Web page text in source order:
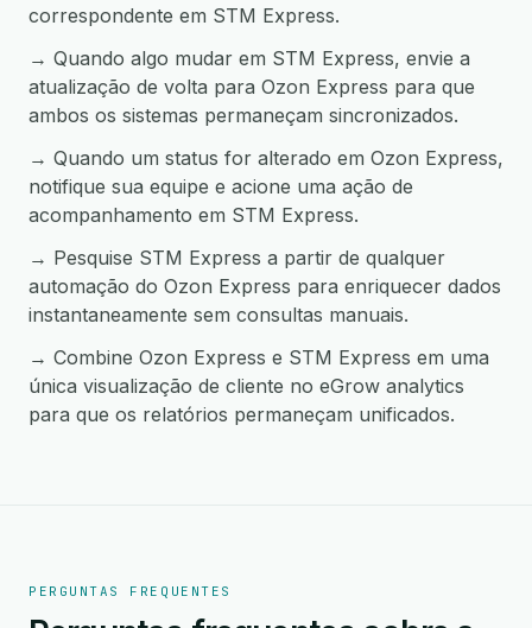
correspondente em STM Express.
→ Quando algo mudar em STM Express, envie a
atualização de volta para Ozon Express para que
ambos os sistemas permaneçam sincronizados.
→ Quando um status for alterado em Ozon Express,
notifique sua equipe e acione uma ação de
acompanhamento em STM Express.
→ Pesquise STM Express a partir de qualquer
automação do Ozon Express para enriquecer dados
instantaneamente sem consultas manuais.
→ Combine Ozon Express e STM Express em uma
única visualização de cliente no eGrow analytics
para que os relatórios permaneçam unificados.
PERGUNTAS FREQUENTES